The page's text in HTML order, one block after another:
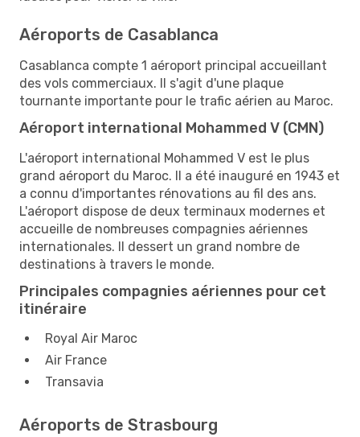
Aéroports de Casablanca
Casablanca compte 1 aéroport principal accueillant
des vols commerciaux. Il s'agit d'une plaque
tournante importante pour le trafic aérien au Maroc.
Aéroport international Mohammed V (CMN)
L'aéroport international Mohammed V est le plus
grand aéroport du Maroc. Il a été inauguré en 1943 et
a connu d'importantes rénovations au fil des ans.
L'aéroport dispose de deux terminaux modernes et
accueille de nombreuses compagnies aériennes
internationales. Il dessert un grand nombre de
destinations à travers le monde.
Principales compagnies aériennes pour cet
itinéraire
Royal Air Maroc
Air France
Transavia
Aéroports de Strasbourg